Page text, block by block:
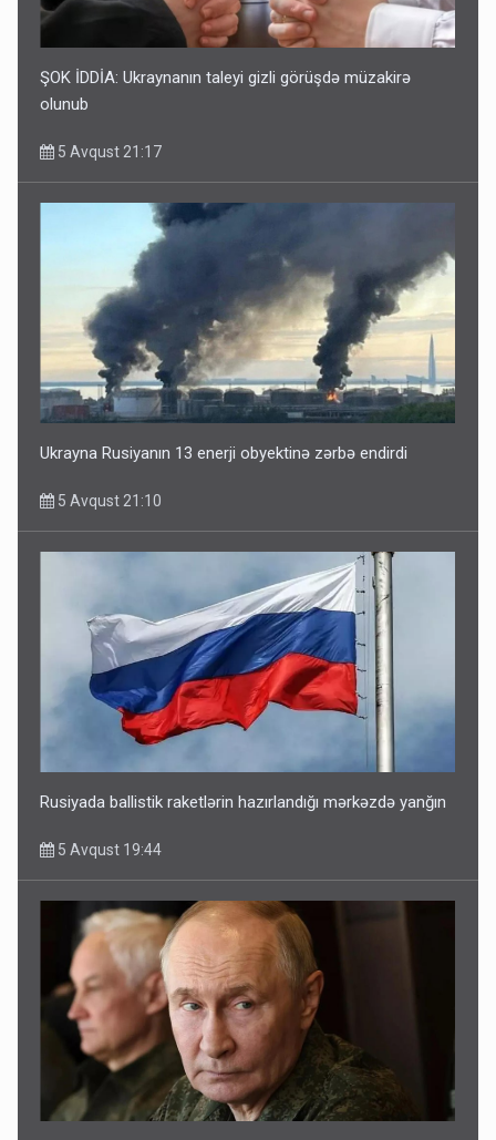
ŞOK İDDİA: Ukraynanın taleyi gizli görüşdə müzakirə
olunub
5 Avqust 21:17
Ukrayna Rusiyanın 13 enerji obyektinə zərbə endirdi
5 Avqust 21:10
Rusiyada ballistik raketlərin hazırlandığı mərkəzdə yanğın
5 Avqust 19:44